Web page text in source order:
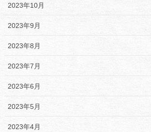
2023年10月
2023年9月
2023年8月
2023年7月
2023年6月
2023年5月
2023年4月